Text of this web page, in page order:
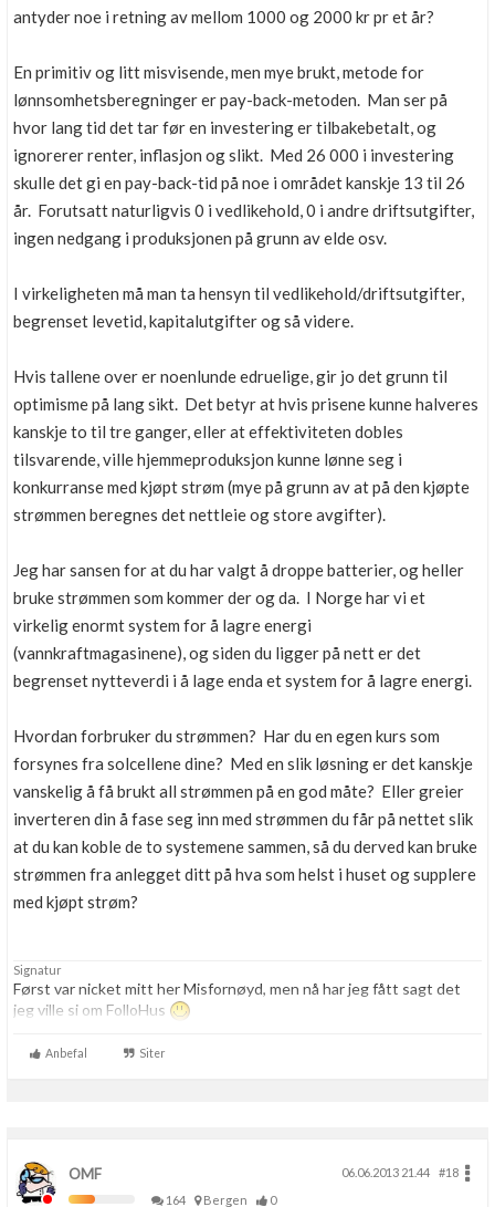
antyder noe i retning av mellom 1000 og 2000 kr pr et år?
En primitiv og litt misvisende, men mye brukt, metode for
lønnsomhetsberegninger er pay-back-metoden. Man ser på
hvor lang tid det tar før en investering er tilbakebetalt, og
ignorerer renter, inflasjon og slikt. Med 26 000 i investering
skulle det gi en pay-back-tid på noe i området kanskje 13 til 26
år. Forutsatt naturligvis 0 i vedlikehold, 0 i andre driftsutgifter,
ingen nedgang i produksjonen på grunn av elde osv.
I virkeligheten må man ta hensyn til vedlikehold/driftsutgifter,
begrenset levetid, kapitalutgifter og så videre.
Hvis tallene over er noenlunde edruelige, gir jo det grunn til
optimisme på lang sikt. Det betyr at hvis prisene kunne halveres
kanskje to til tre ganger, eller at effektiviteten dobles
tilsvarende, ville hjemmeproduksjon kunne lønne seg i
konkurranse med kjøpt strøm (mye på grunn av at på den kjøpte
strømmen beregnes det nettleie og store avgifter).
Jeg har sansen for at du har valgt å droppe batterier, og heller
bruke strømmen som kommer der og da. I Norge har vi et
virkelig enormt system for å lagre energi
(vannkraftmagasinene), og siden du ligger på nett er det
begrenset nytteverdi i å lage enda et system for å lagre energi.
Hvordan forbruker du strømmen? Har du en egen kurs som
forsynes fra solcellene dine? Med en slik løsning er det kanskje
vanskelig å få brukt all strømmen på en god måte? Eller greier
inverteren din å fase seg inn med strømmen du får på nettet slik
at du kan koble de to systemene sammen, så du derved kan bruke
strømmen fra anlegget ditt på hva som helst i huset og supplere
med kjøpt strøm?
Signatur
Først var nicket mitt her Misfornøyd, men nå har jeg fått sagt det
jeg ville si om FolloHus
Anbefal Siter
OMF 06.06.2013 21.44
#18
164
Bergen 0